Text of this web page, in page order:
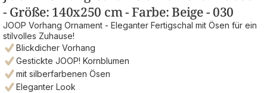
- Größe: 140x250 cm - Farbe: Beige - 030
JOOP Vorhang Ornament - Eleganter Fertigschal mit Ösen für ein
stilvolles Zuhause!
Blickdicher Vorhang
Gestickte JOOP! Kornblumen
mit silberfarbenen Ösen
Eleganter Look